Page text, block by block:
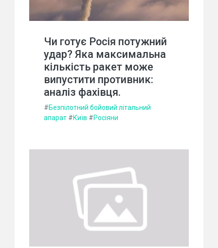
Чи готує Росія потужний
удар? Яка максимальна
кількість ракет може
випустити противник:
аналіз фахівця.
#Безпілотний бойовий літальний
апарат #Київ #Росіяни